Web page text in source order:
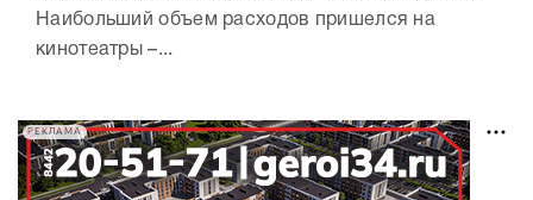
Наибольший объем расходов пришелся на
кинотеатры –...
РЕКЛАМА